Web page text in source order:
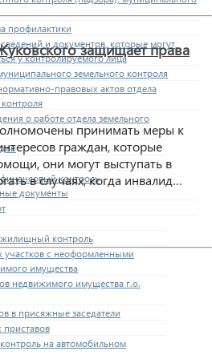
профилактики
и документов, которые могут
у контролируемого лица
земельного контроля
правовых актов отдела
о работе отдела земельного
контроль
документы
контроль
участков с неоформленными
имущества
недвижимого имущества г.о.
в присяжные заседатели
на автомобильном
защищает права
принимать меры к
граждан, которые
они могут выступать в
в случаях, когда инвалид…